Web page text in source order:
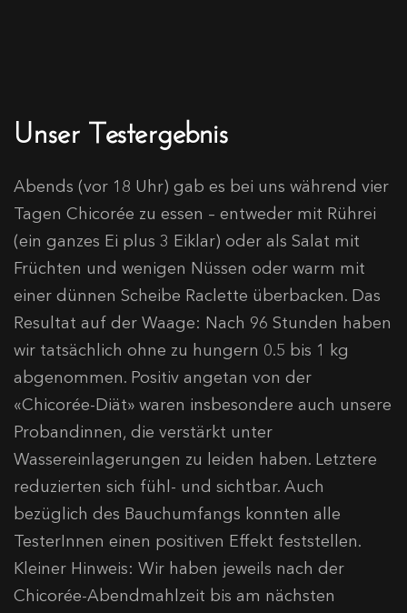
Unser Testergebnis
Abends (vor 18 Uhr) gab es bei uns während vier
Tagen Chicorée zu essen – entweder mit Rührei
(ein ganzes Ei plus 3 Eiklar) oder als Salat mit
Früchten und wenigen Nüssen oder warm mit
einer dünnen Scheibe Raclette überbacken. Das
Resultat auf der Waage: Nach 96 Stunden haben
wir tatsächlich ohne zu hungern 0.5 bis 1 kg
abgenommen. Positiv angetan von der
«Chicorée-Diät» waren insbesondere auch unsere
Probandinnen, die verstärkt unter
Wassereinlagerungen zu leiden haben. Letztere
reduzierten sich fühl- und sichtbar. Auch
bezüglich des Bauchumfangs konnten alle
TesterInnen einen positiven Effekt feststellen.
Kleiner Hinweis: Wir haben jeweils nach der
Chicorée-Abendmahlzeit bis am nächsten